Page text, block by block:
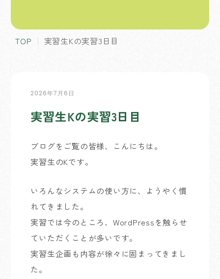
TOP 実習生Kの実習3日目
2026年7月6日
実習生Kの実習3日目
ブログをご覧の皆様、こんにちは。
実習生のKです。
いろんなシステムの使い方に、ようやく慣
れてきました。
実習では今のところ、WordPressを触らせ
ていただくことが多いです。
実習生企画も内容が徐々に固まってきまし
た。